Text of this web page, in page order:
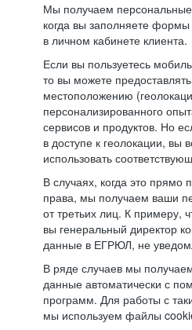
Мы получаем
когда вы заполняете
в личном кабинете клиента.
Если вы пользуетесь
то вы можете
местоположению
персонализированного
сервисов и продуктов. Но
в доступе к геолокации, вы
использовать
В случаях, когда это
права, мы получаем ваши
от третьих лиц. К примеру,
вы генеральный директор
данные в ЕГРЮЛ, не
В ряде случаев мы
данные автоматически с
программ. Для работы с
мы используем файлы